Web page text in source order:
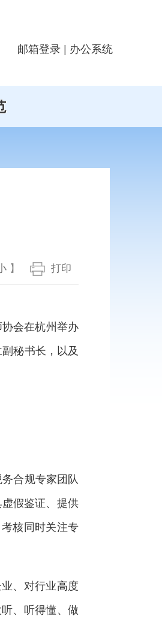
邮箱登录 | 办公系统
】 打印
会在杭州举办
秘书长，以及
合规专家团队
假鉴证、提供
核同时关注专
、对行业高度
、听得懂、做